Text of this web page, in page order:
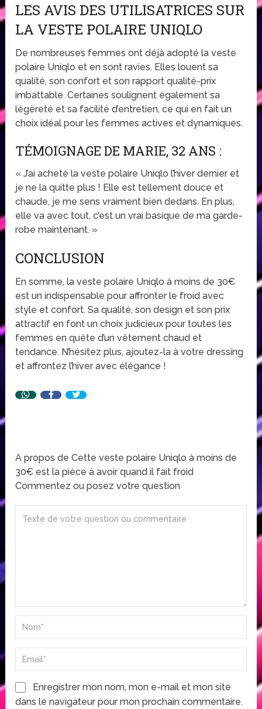
LES AVIS DES UTILISATRICES SUR
LA VESTE POLAIRE UNIQLO
De nombreuses femmes ont déjà adopté la veste
polaire Uniqlo et en sont ravies. Elles louent sa
qualité, son confort et son rapport qualité-prix
imbattable. Certaines soulignent également sa
légèreté et sa facilité d’entretien, ce qui en fait un
choix idéal pour les femmes actives et dynamiques.
TÉMOIGNAGE DE MARIE, 32 ANS :
« J’ai acheté la veste polaire Uniqlo l’hiver dernier et
je ne la quitte plus ! Elle est tellement douce et
chaude, je me sens vraiment bien dedans. En plus,
elle va avec tout, c’est un vrai basique de ma garde-
robe maintenant. »
CONCLUSION
En somme, la veste polaire Uniqlo à moins de 30€
est un indispensable pour affronter le froid avec
style et confort. Sa qualité, son design et son prix
attractif en font un choix judicieux pour toutes les
femmes en quête d’un vêtement chaud et
tendance. N’hésitez plus, ajoutez-la à votre dressing
et affrontez l’hiver avec élégance !
A propos de Cette veste polaire Uniqlo à moins de
30€ est la pièce à avoir quand il fait froid
Commentez ou posez votre question
Enregistrer mon nom, mon e-mail et mon site
dans le navigateur pour mon prochain commentaire.